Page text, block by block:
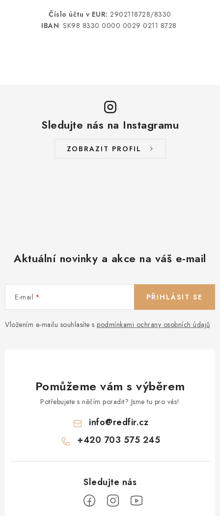
Číslo účtu v EUR: 2902118728/8330
IBAN: SK98 8330 0000 0029 0211 8728
Sledujte nás na Instagramu
ZOBRAZIT PROFIL
Aktuální novinky a akce na váš e-mail
E-mail
Vložením e-mailu souhlasíte s podmínkami ochrany osobních údajů
PŘIHLÁSIT SE
Pomůžeme vám s výběrem
Potřebujete s něčím poradit? Jsme tu pro vás!
info@redfir.cz
+420 703 575 245